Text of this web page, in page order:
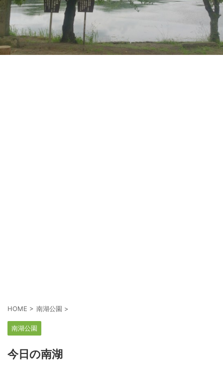
HOME > 南湖公園 >
南湖公園
今日の南湖